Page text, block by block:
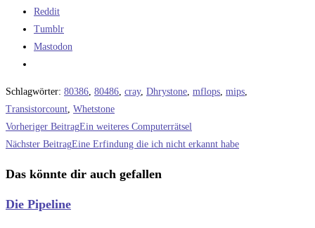
Reddit
Tumblr
Mastodon
Schlagwörter: 80386 80486 cray, Dhrystone mflops mips
Transistorcount Whetstone
Weitere
Artikel
ansehen
Vorheriger BeitragEin weiteres Computerrätsel
Nächster BeitragEine Erfindung die ich nicht erkannt habe
Das könnte dir auch gefallen
Die Pipeline